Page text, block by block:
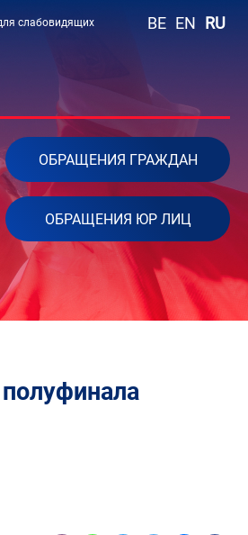
слабовидящих BE EN RU
ОБРАЩЕНИЯ ГРАЖДАН
ОБРАЩЕНИЯ ЮР ЛИЦ